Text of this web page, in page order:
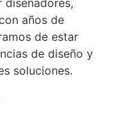
años de
de estar
de diseño y
soluciones.